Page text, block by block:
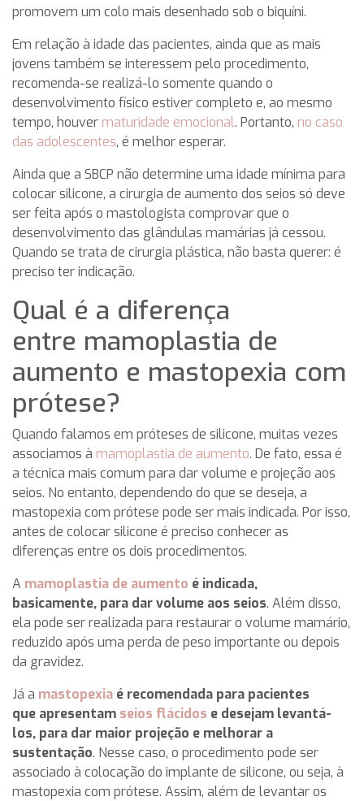
promovem um colo mais desenhado sob o biquíni.
Em relação à idade das pacientes, ainda que as mais
jovens também se interessem pelo procedimento,
recomenda-se realizá-lo somente quando o
desenvolvimento físico estiver completo e, ao mesmo
tempo, houver maturidade emocional. Portanto, no caso
das adolescentes, é melhor esperar.
Ainda que a SBCP não determine uma idade mínima para
colocar silicone, a cirurgia de aumento dos seios só deve
ser feita após o mastologista comprovar que o
desenvolvimento das glândulas mamárias já cessou.
Quando se trata de cirurgia plástica, não basta querer: é
preciso ter indicação.
Qual é a diferença
entre mamoplastia de
aumento e mastopexia com
prótese?
Quando falamos em próteses de silicone, muitas vezes
associamos à mamoplastia de aumento. De fato, essa é
a técnica mais comum para dar volume e projeção aos
seios. No entanto, dependendo do que se deseja, a
mastopexia com prótese pode ser mais indicada. Por isso,
antes de colocar silicone é preciso conhecer as
diferenças entre os dois procedimentos.
A mamoplastia de aumento é indicada,
basicamente, para dar volume aos seios. Além disso,
ela pode ser realizada para restaurar o volume mamário,
reduzido após uma perda de peso importante ou depois
da gravidez.
Já a mastopexia é recomendada para pacientes
que apresentam seios flácidos e desejam levantá-
los, para dar maior projeção e melhorar a
sustentação. Nesse caso, o procedimento pode ser
associado à colocação do implante de silicone, ou seja, à
mastopexia com prótese. Assim, além de levantar os